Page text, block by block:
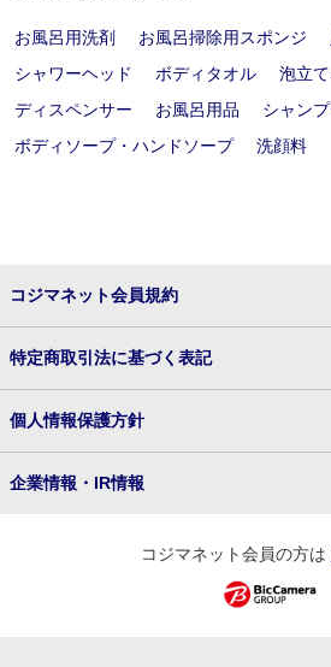
お風呂用洗剤 お風呂掃除用スポンジ
シャワーヘッド
ボディタオル
泡立
ディスペンサー
お風呂用品
シャン
ボディソープ・ハンドソープ
洗顔料
コジマネット会員規約
特定商取引法に基づく表記
個人情報保護方針
企業情報・IR情報
コジマネット会員の方は